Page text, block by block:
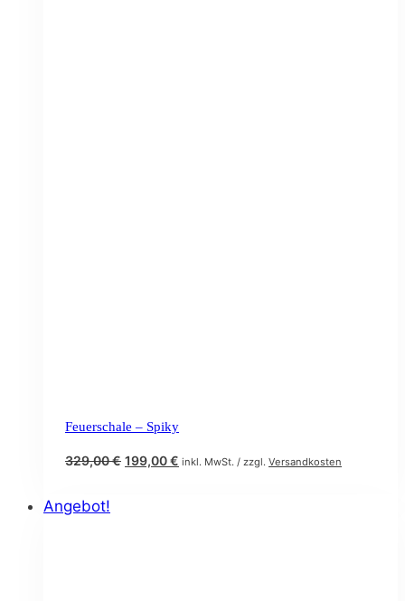
Feuerschale – Spiky
329,00€ Ursprünglicher
199,00€ Aktueller
inkl. MwSt. / zzgl. Versandkosten
Angebot!